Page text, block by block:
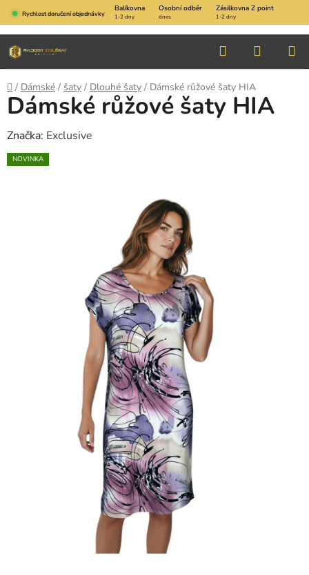
Přejít
na
obsah
Rychlost doručení objednávky
Balíkovna Osobní odběr Zásilkovna Z point
1-2 dny dnes 1-2 dny
Hledat
KOŠÍK
Domů
/ Dámské / šaty / Dlouhé šaty / Dámské růžové šaty HIA
Dámské růžové šaty HIA
Značka: Exclusive
NOVINKA